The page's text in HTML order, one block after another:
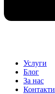
Услуги
Блог
За нас
Контакти